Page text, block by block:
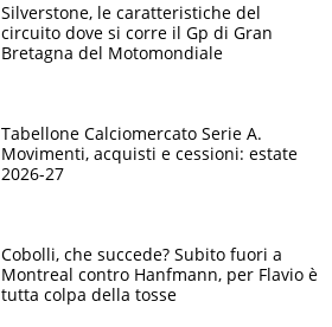
Silverstone, le caratteristiche del
circuito dove si corre il Gp di Gran
Bretagna del Motomondiale
Tabellone Calciomercato Serie A.
Movimenti, acquisti e cessioni: estate
2026-27
Cobolli, che succede? Subito fuori a
Montreal contro Hanfmann, per Flavio è
tutta colpa della tosse